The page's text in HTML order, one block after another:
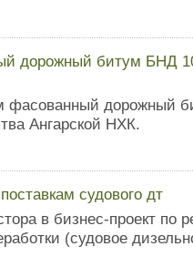
дорожный битум БНД
фасованный дорожный
Ангарской НХК.
судового дт
в бизнес-проект по
(судовое